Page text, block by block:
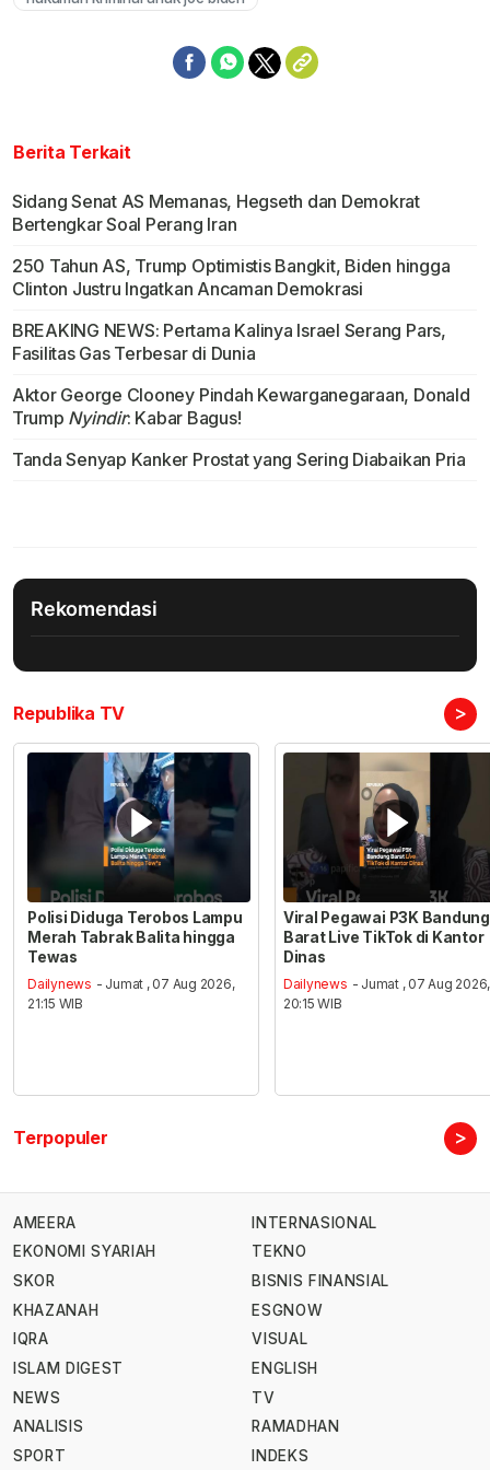
Berita Terkait
Sidang Senat AS Memanas, Hegseth dan Demokrat
Bertengkar Soal Perang Iran
250 Tahun AS, Trump Optimistis Bangkit, Biden hingga
Clinton Justru Ingatkan Ancaman Demokrasi
BREAKING NEWS: Pertama Kalinya Israel Serang Pars,
Fasilitas Gas Terbesar di Dunia
Aktor George Clooney Pindah Kewarganegaraan, Donald
Trump Nyindir: Kabar Bagus!
Tanda Senyap Kanker Prostat yang Sering Diabaikan Pria
Rekomendasi
Republika TV >
Polisi Diduga Terobos Lampu
Merah Tabrak Balita hingga
Tewas
Dailynews - Jumat , 07 Aug 2026,
21:15 WIB
Viral Pegawai P3K Bandung
Barat Live TikTok di Kantor
Dinas
Dailynews - Jumat , 07 Aug 2026,
20:15 WIB
Terpopuler >
AMEERA
EKONOMI SYARIAH
SKOR
KHAZANAH
IQRA
ISLAM DIGEST
NEWS
ANALISIS
SPORT
INTERNASIONAL
TEKNO
BISNIS FINANSIAL
ESGNOW
VISUAL
ENGLISH
TV
RAMADHAN
INDEKS